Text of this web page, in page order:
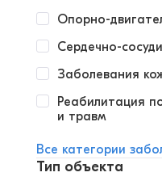
Опорно-
Сердечно-
Заболевания
Реабилитация
и травм
Все категории
Тип объекта